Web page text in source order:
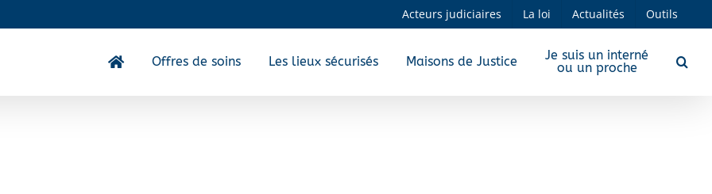
Acteurs judiciaires La loi Actualités Outils
Offres de soins Les lieux sécurisés Maisons de Justice
Je suis un interné
ou un proche